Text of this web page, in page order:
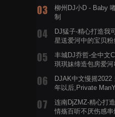
柳州DJ小D - Baby
制
DJ猛子-精心打造我
星送爱河中的宝贝粉
丰城DJ乔哲-全中文
琪琪妹缔造包房爱河
DJAK中文慢摇2022
年以后,Private
连南DjZMZ-精心打
情殇百听不厌伤感串